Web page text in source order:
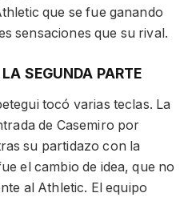
que se fue ganando
sensaciones que su rival.
SEGUNDA PARTE
tocó varias teclas. La
de Casemiro por
su partidazo con la
el cambio de idea, que no
al Athletic. El equipo